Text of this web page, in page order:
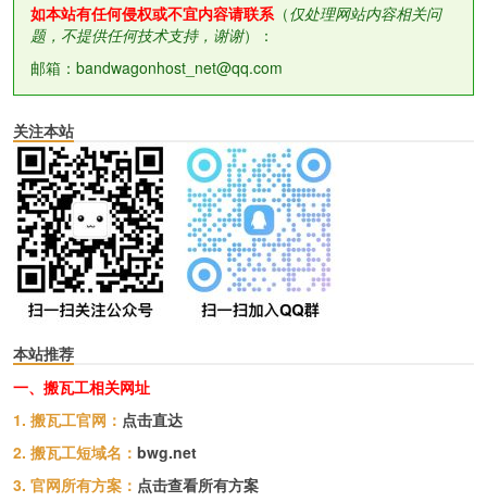
如本站有任何侵权或不宜内容请联系（仅处理网站内容相关问
题，不提供任何技术支持，谢谢）：
邮箱：bandwagonhost_net@qq.com
关注本站
本站推荐
一、搬瓦工相关网址
1. 搬瓦工官网： 点击直达
2. 搬瓦工短域名： bwg.net
3. 官网所有方案： 点击查看所有方案